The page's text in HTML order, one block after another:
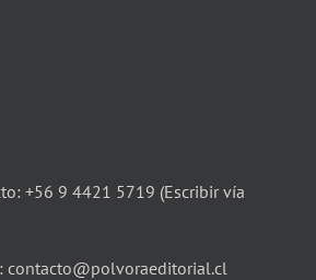
+56 9 4421 5719 (Escribir vía
contacto@polvoraeditorial.cl